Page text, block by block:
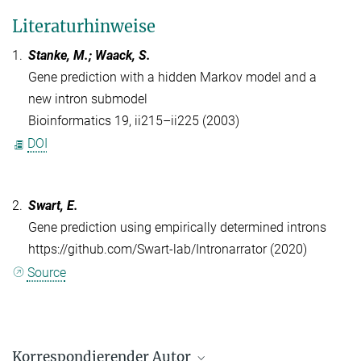
Literaturhinweise
1. Stanke, M.; Waack, S.
Gene prediction with a hidden Markov model and a
new intron submodel
Bioinformatics 19, ii215–ii225 (2003)
DOI
2. Swart, E.
Gene prediction using empirically determined introns
https://github.com/Swart-lab/Intronarrator (2020)
Source
Korrespondierender Autor